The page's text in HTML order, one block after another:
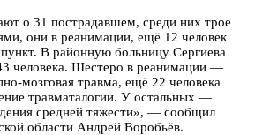
о 31 пострадавшем, среди них трое
они в реанимации, ещё 12 человек
В районную больницу Сергиева
человека. Шестеро в реанимации —
мозговая травма, ещё 22 человека
травматалогии. У остальных —
средней тяжести», — сообщил
области Андрей Воробьёв.